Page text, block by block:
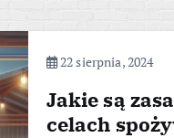
22 sierpnia, 2024
Jakie są
celach